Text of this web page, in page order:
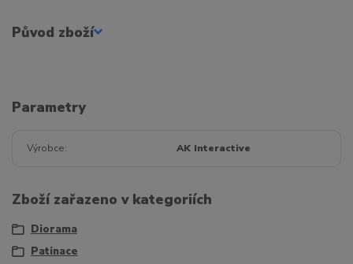
Původ zboží
Parametry
Výrobce AK Interactive
Zboží zařazeno v kategoriích
Diorama
Patinace